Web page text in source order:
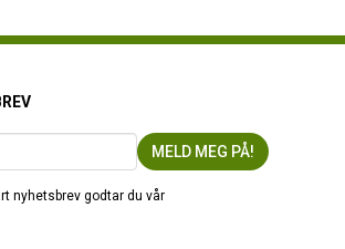
nyhetsbrev godtar du vår